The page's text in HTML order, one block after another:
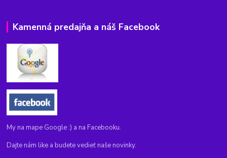
Kamenná predajňa a náš Facebook
My na mape Google :) a na Facebooku.
Dajte nám like a budete vedieť naše novinky.